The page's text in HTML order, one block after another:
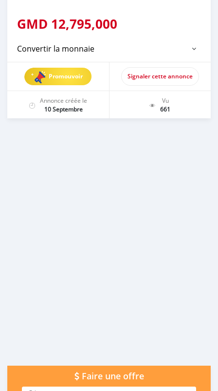
GMD 12,795,000
Convertir la monnaie
Promouvoir Signaler cette annonce
Annonce créée le
10 Septembre
Vu
661
Faire une offre